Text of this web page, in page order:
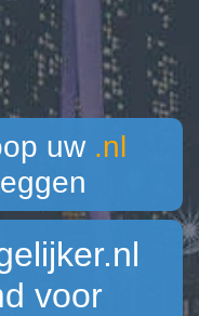
uw .nl
voor